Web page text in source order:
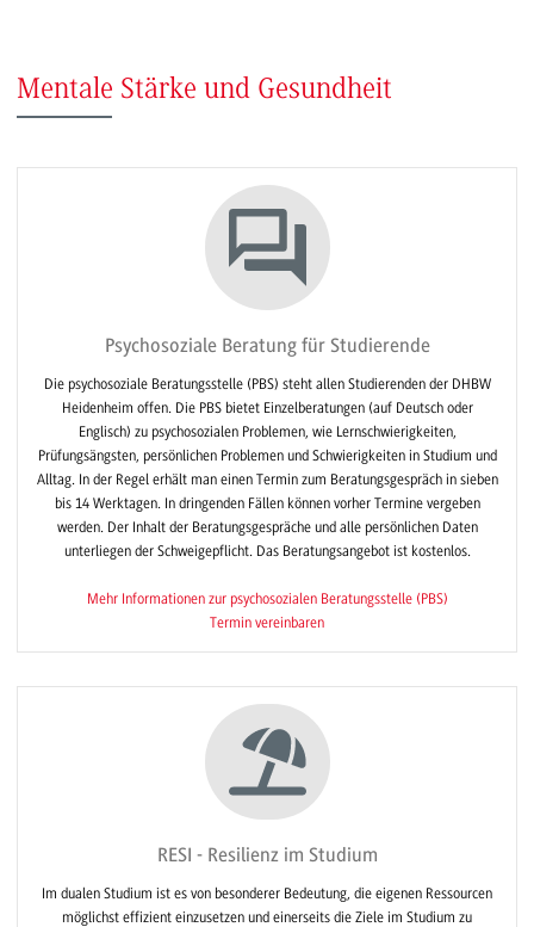
Mentale Stärke und Gesundheit
Psychosoziale Beratung für Studierende
Die psychosoziale Beratungsstelle (PBS) steht allen Studierenden der DHBW
Heidenheim offen. Die PBS bietet Einzelberatungen (auf Deutsch oder
Englisch) zu psychosozialen Problemen, wie Lernschwierigkeiten,
Prüfungsängsten, persönlichen Problemen und Schwierigkeiten in Studium und
Alltag. In der Regel erhält man einen Termin zum Beratungsgespräch in sieben
bis 14 Werktagen. In dringenden Fällen können vorher Termine vergeben
werden. Der Inhalt der Beratungsgespräche und alle persönlichen Daten
unterliegen der Schweigepflicht. Das Beratungsangebot ist kostenlos.
Mehr Informationen zur psychosozialen Beratungsstelle (PBS)
Termin vereinbaren
RESI - Resilienz im Studium
Im dualen Studium ist es von besonderer Bedeutung, die eigenen Ressourcen
möglichst effizient einzusetzen und einerseits die Ziele im Studium zu